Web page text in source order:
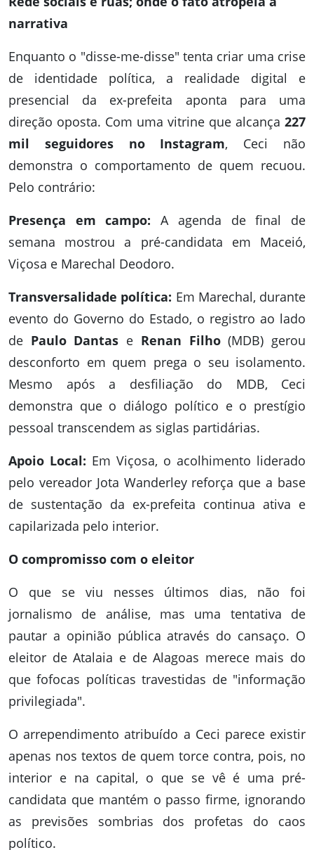
narrativa
Enquanto o "disse-me-disse" tenta criar uma crise
de identidade política, a realidade digital e
presencial da ex-prefeita aponta para uma
direção oposta. Com uma vitrine que alcança 227
mil seguidores no Instagram, Ceci não
demonstra o comportamento de quem recuou.
Pelo contrário:
Presença em campo: A agenda de final de
semana mostrou a pré-candidata em Maceió,
Viçosa e Marechal Deodoro.
Transversalidade política: Em Marechal, durante
evento do Governo do Estado, o registro ao lado
de Paulo Dantas e Renan Filho(MDB) gerou
desconforto em quem prega o seu isolamento.
Mesmo após a desfiliação do MDB, Ceci
demonstra que o diálogo político e o prestígio
pessoal transcendem as siglas partidárias.
Apoio Local: Em Viçosa, o acolhimento liderado
pelo vereador Jota Wanderley reforça que a base
de sustentação da ex-prefeita continua ativa e
capilarizada pelo interior.
O compromisso com o eleitor
O que se viu nesses últimos dias, não foi
jornalismo de análise, mas uma tentativa de
pautar a opinião pública através do cansaço. O
eleitor de Atalaia e de Alagoas merece mais do
que fofocas políticas travestidas de "informação
privilegiada".
O arrependimento atribuído a Ceci parece existir
apenas nos textos de quem torce contra, pois, no
interior e na capital, o que se vê é uma pré-
candidata que mantém o passo firme, ignorando
as previsões sombrias dos profetas do caos
político.